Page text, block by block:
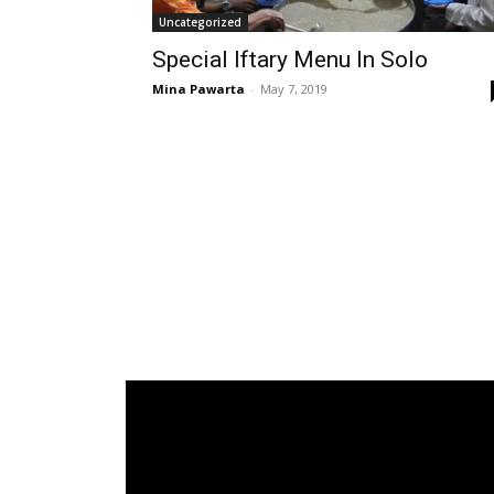
Uncategorized
Special Iftary Menu In Solo
Mina Pawarta - May 7, 2019